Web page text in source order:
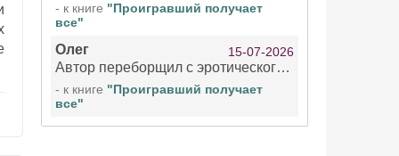
- к книге "Проигравший получает
все"
Олег 15-07-2026
Автор переборщил с эротического сценами. Похоже, с этим у него проблемы.
- к книге "Проигравший получает
все"